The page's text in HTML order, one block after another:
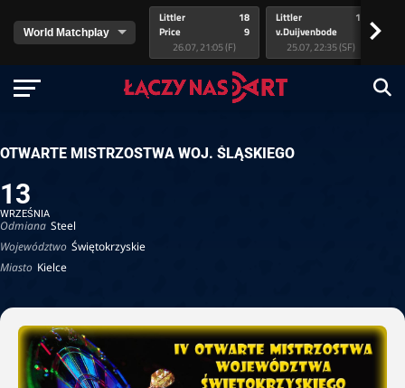
Littler
Price
18
9
26.07, 21:05 (F)
Littler
v.Duijvenbode
17
25.07, 22:35 (SF)
>
OTWARTE MISTRZOSTWA WOJ. ŚLĄSKIEGO
13
WRZEŚNIA
Odmiana Steel
Województwo Świętokrzyskie
Miasto Kielce